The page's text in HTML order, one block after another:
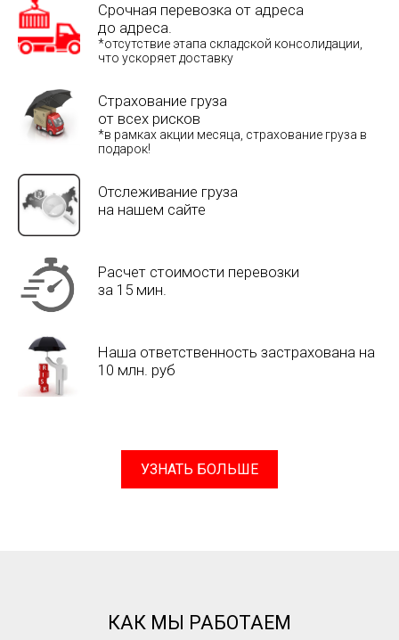
Срочная перевозка от адреса
до адреса.
*отсутствие этапа складской консолидации,
что ускоряет доставку
Страхование груза
от всех рисков
*в рамках акции месяца, страхование груза в
подарок!
Отслеживание груза
на нашем сайте
Расчет стоимости перевозки
за 15 мин.
Наша ответственность застрахована на
10 млн. руб
УЗНАТЬ БОЛЬШЕ
КАК МЫ РАБОТАЕМ